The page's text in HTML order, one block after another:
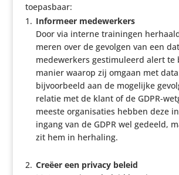
toepasbaar:
Informeer mede­wer­kers
Door via interne trai­ningen
meren over de gevolgen van een
mede­wer­kers gesti­mu­leerd alert te
manier waarop zij omgaan met
bijvoor­beeld aan de mogelijke
relatie met de klant of de GDPR-
meeste orga­ni­sa­ties hebben deze
ingang van de GDPR wel gedeeld,
zit hem in herhaling.
Creëer een privacy beleid